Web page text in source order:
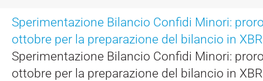
Sperimentazione Bilancio Confidi Minori:
ottobre per la preparazione del bilancio in
Sperimentazione Bilancio Confidi Minori:
ottobre per la preparazione del bilancio in